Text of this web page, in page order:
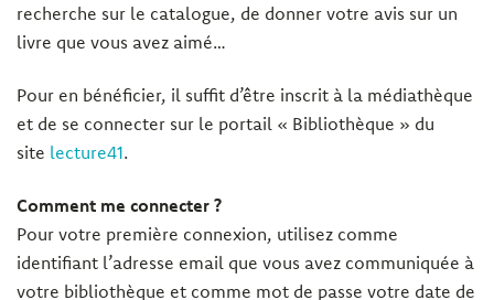
recherche sur le catalogue, de donner votre avis sur un
livre que vous avez aimé…
Pour en bénéficier, il suffit d’être inscrit à la médiathèque
et de se connecter sur le portail « Bibliothèque » du
site lecture41.
Comment me connecter ?
Pour votre première connexion, utilisez comme
identifiant l’adresse email que vous avez communiquée à
votre bibliothèque et comme mot de passe votre date de